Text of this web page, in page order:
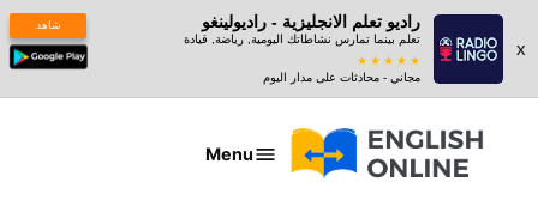
x
راديو تعلم الانجليزية - راديولينغو
تعلم بينما تمارس نشاطاتك اليومية, رياضة, قيادة
مجاني - محادثات على مدار اليوم
شاهد
عبارات
Menu